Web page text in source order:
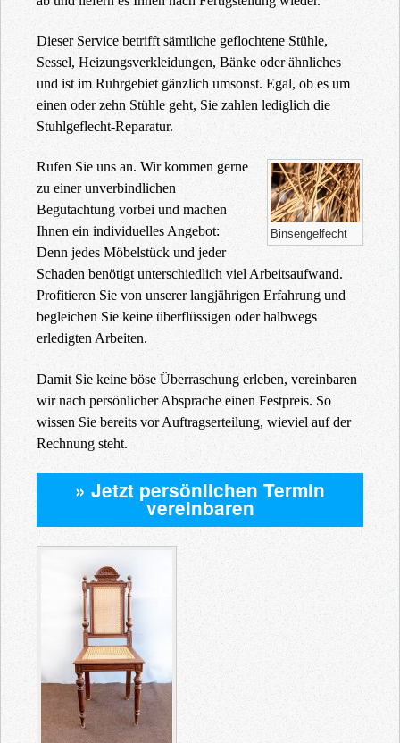
Dieser Service betrifft sämtliche geflochtene Stühle,
Sessel, Heizungsverkleidungen, Bänke oder ähnliches
und ist im Ruhrgebiet gänzlich umsonst. Egal, ob es um
einen oder zehn Stühle geht, Sie zahlen lediglich die
Stuhlgeflecht-Reparatur.
Binsengelfecht
Rufen Sie uns an. Wir kommen gerne
zu einer unverbindlichen
Begutachtung vorbei und machen
Ihnen ein individuelles Angebot:
Denn jedes Möbelstück und jeder
Schaden benötigt unterschiedlich viel Arbeitsaufwand.
Profitieren Sie von unserer langjährigen Erfahrung und
begleichen Sie keine überflüssigen oder halbwegs
erledigten Arbeiten.
Damit Sie keine böse Überraschung erleben, vereinbaren
wir nach persönlicher Absprache einen Festpreis. So
wissen Sie bereits vor Auftragserteilung, wieviel auf der
Rechnung steht.
» Jetzt persönlichen Termin
vereinbaren